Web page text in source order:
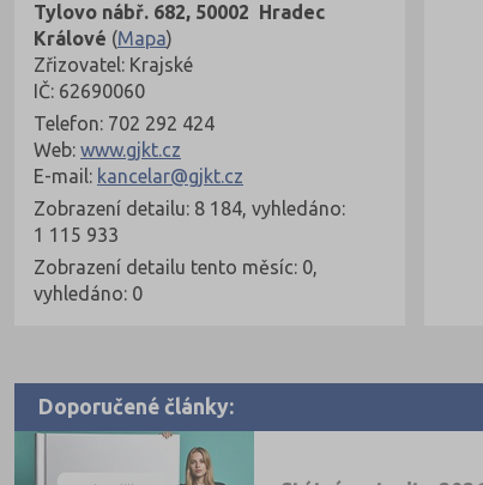
Tylovo nábř. 682, 50002 Hradec
Králové (Mapa)
Zřizovatel: Krajské
IČ: 62690060
Telefon: 702 292 424
Web: www.gjkt.cz
E-mail: kancelar@gjkt.cz
Zobrazení detailu: 8 184, vyhledáno:
1 115 933
Zobrazení detailu tento měsíc: 0,
vyhledáno: 0
Doporučené články: